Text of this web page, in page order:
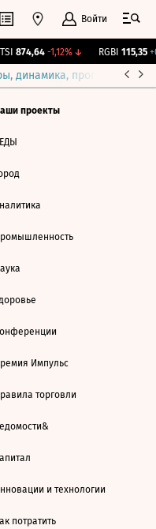
Войти
874,64 -1,12%↓ RGBI 115,35
динамика, прогнозы
проекты
Импульс
торговли
и технологии
потратить